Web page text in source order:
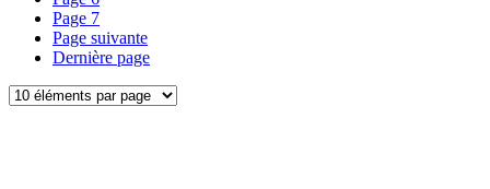
Page 7
Page suivante
Dernière page